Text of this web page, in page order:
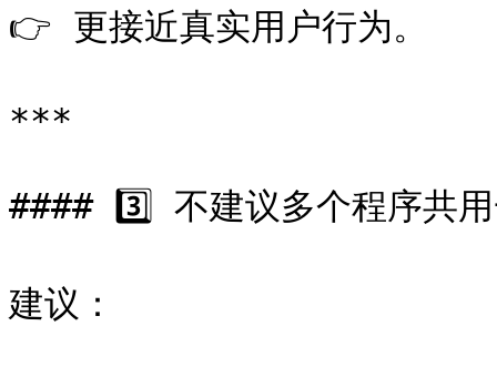
👉 更接近真实用户行为。
***
#### 3️⃣ 不建议多个程序共
建议：